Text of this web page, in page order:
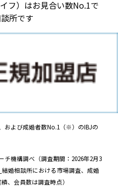
および成婚者数No.1（※）のIBJの
機構調べ（調査期間：2026年2月3
結婚相談所における市場調査、成婚
、会員数は調査時点）